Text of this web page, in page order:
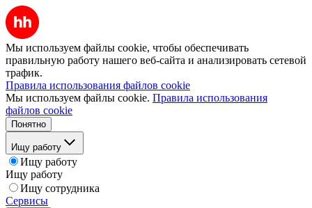
Мы используем файлы cookie, чтобы обеспечивать
правильную работу нашего веб-сайта и анализировать сетевой
трафик.
Правила использования файлов cookie
Мы используем файлы cookie. Правила использования
файлов cookie
Понятно
Ищу работу
Ищу работу
Ищу работу
Ищу сотрудника
Сервисы